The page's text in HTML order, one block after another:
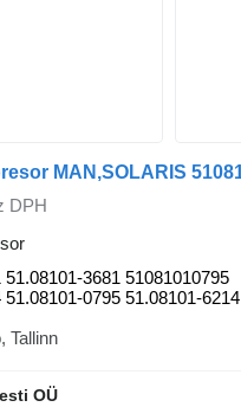
DPH
51.08101-3681 51081010795
51.08101-0795 51.08101-6214
Tallinn
OÜ